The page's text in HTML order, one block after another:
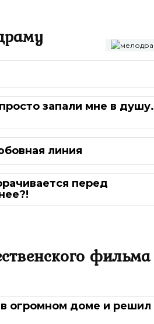
запали мне в душу.
линия
перед
фильма
огромном доме и решил